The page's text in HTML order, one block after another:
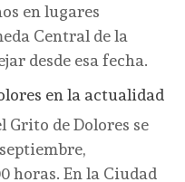
en lugares
Central de la
desde esa fecha.
en la actualidad
Grito de Dolores se
horas. En la Ciudad